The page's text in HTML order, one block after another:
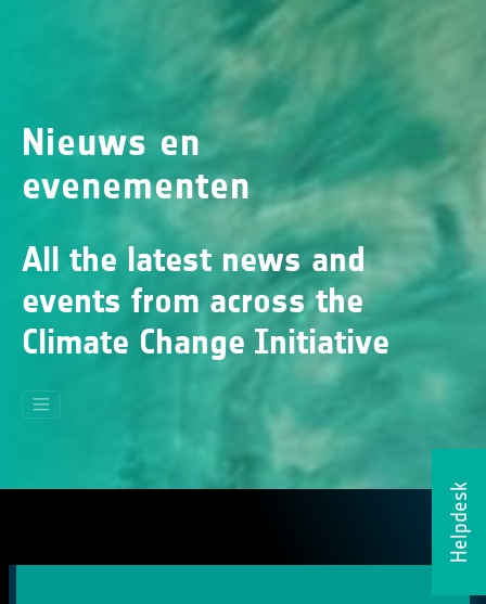
Helpdesk
Nieuws en
evenementen
All the latest news and
events from across the
Climate Change Initiative